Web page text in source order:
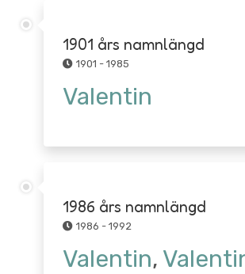
1901 års namnlängd
1901 - 1985
Valentin
1986 års namnlängd
1986 - 1992
Valentin,